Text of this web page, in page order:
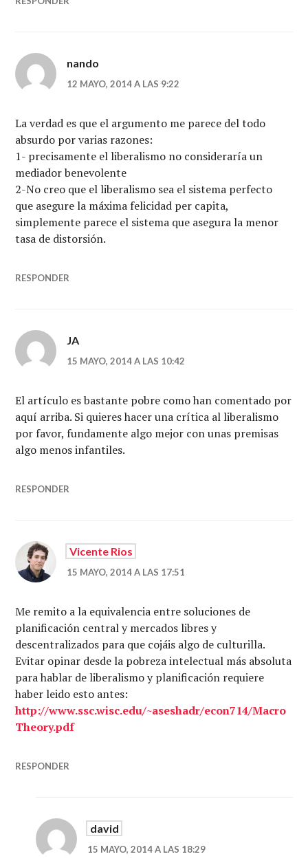
nando
12 MAYO, 2014 A LAS 9:22
La verdad es que el argumento me parece del todo
absurdo por varias razones:
1- precisamente el liberalismo no consideraría un
mediador benevolente
2-No creo que el liberalismo sea el sistema perfecto
que asegure la máxima felicidad per capita,
simplemente parece el sistema que asegura la menor
tasa de distorsión.
RESPONDER
JA
15 MAYO, 2014 A LAS 10:42
El artículo es bastante pobre como han comentado por
aquí arriba. Si quieres hacer una crítica al liberalismo
por favor, fundamente algo mejor con unas premisas
algo menos infantiles.
RESPONDER
Vicente Rios
15 MAYO, 2014 A LAS 17:51
Me remito a la equivalencia entre soluciones de
planificación central y mercados libres y
descentralizados para que cojáis algo de culturilla.
Evitar opinar desde la pobreza intelectual más absoluta
para hablar de liberalismo y planificación requiere
haber leido esto antes:
http://www.ssc.wisc.edu/~aseshadr/econ714/Macro
Theory.pdf
RESPONDER
david
15 MAYO, 2014 A LAS 18:29